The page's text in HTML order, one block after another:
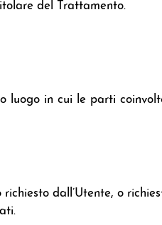
del Trattamento.
in cui le parti
dall’Utente, o